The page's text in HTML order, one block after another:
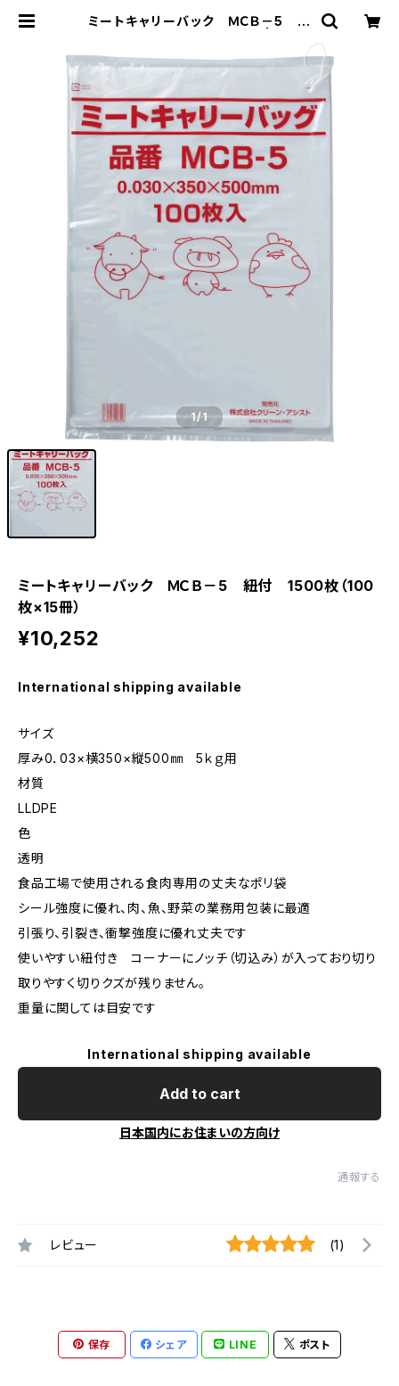
ミートキャリーバック ＭＣＢ－5 紐
1/1
ミートキャリーバック ＭＣＢ－5 紐付 1500枚（100
枚×15冊）
¥10,252
International shipping available
サイズ
厚み0．03×横350×縦500㎜ 5ｋｇ用
材質
LLDPE
色
透明
食品工場で使用される食肉専用の丈夫なポリ袋
シール強度に優れ、肉、魚、野菜の業務用包装に最適
引張り、引裂き、衝撃強度に優れ丈夫です
使いやすい紐付き コーナーにノッチ（切込み）が入っており切り
取りやすく切りクズが残りません。
重量に関しては目安です
International shipping available
Add to cart
日本国内にお住まいの方向け
通報する
レビュー (1)
保存 シェア LINE ポスト